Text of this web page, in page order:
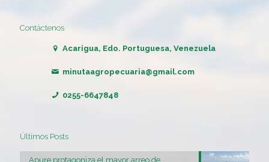
Contáctenos
Acarigua, Edo. Portuguesa, Venezuela
minutaagropecuaria@gmail.com
0255-6647848
Últimos Posts
Apure protagoniza el mayor arreo de